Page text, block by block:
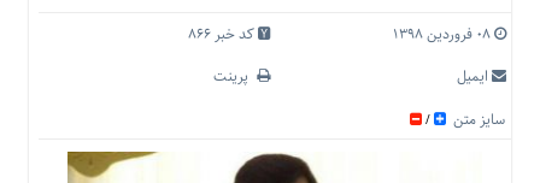
تعرفه
اصلی
۰۸ فروردین ۱۳۹۸
کد خبر 866
ایمیل
پرینت
سایز متن
/